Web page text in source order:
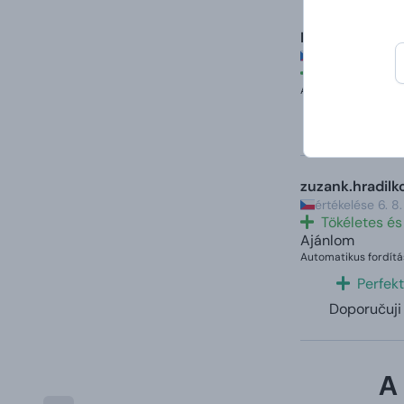
Marie
értékelése 21.
Gyors és
Automatikus
értékelése 6.
Tökéletes
Ajánlom
Automatikus
Doporučuji